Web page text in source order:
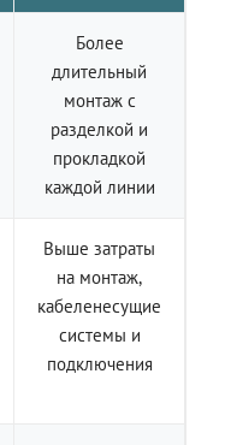
Более
длительный
монтаж с
разделкой и
прокладкой
каждой линии
Выше затраты
на монтаж,
кабеленесущие
системы и
подключения